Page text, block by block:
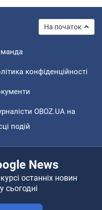
На початок
конфіденційності
OBOZ.UA на
подій
News
останніх новин
сьогодні